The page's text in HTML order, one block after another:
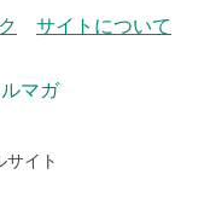
サイトについて
ルマガ
サイト